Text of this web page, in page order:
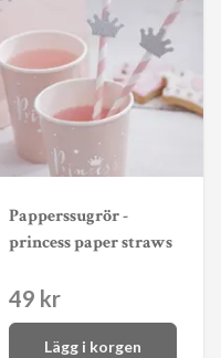
Papperssugrör -
princess paper straws
49 kr
Lägg i korgen